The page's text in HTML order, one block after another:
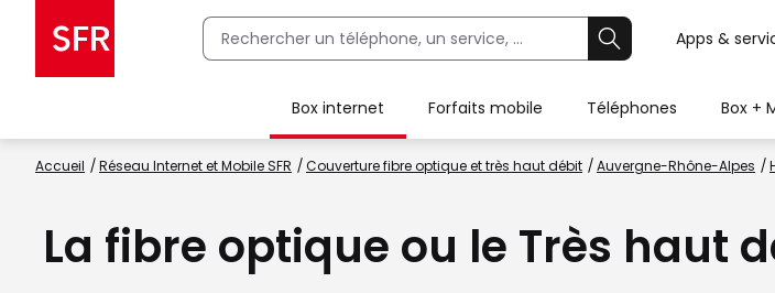
Apps &
Box internet Forfaits mobile Téléphones Box +
Accueil Réseau Internet et Mobile SFR Couverture fibre optique et très haut débit Auvergne-Rhône-Alpes
La fibre optique ou le Très haut